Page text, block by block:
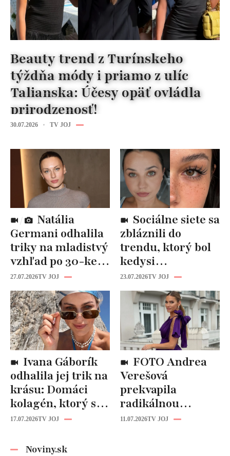
Beauty trend z Turínskeho
týždňa módy i priamo z ulíc
Talianska: Účesy opäť ovládla
prirodzenosť!
30.07.2026 TV JOJ
Germani odhalila
triky na mladistvý
vzhľad po 30-ke:
Fungujú lepšie
než drahá
kozmetika
27.07.2026TV JOJ
zbláznili do
trendu, ktorý bol
kedysi
katastrofou:
„Mušie nohy“ sú
späť!
23.07.2026TV JOJ
odhalila jej trik na
krásu: Domáci
kolagén, ktorý si
zvládnete
17.07.2026TV JOJ
Verešová
prekvapila
radikálnou
zmenou účesu: Je
11.07.2026TV JOJ
Noviny.sk